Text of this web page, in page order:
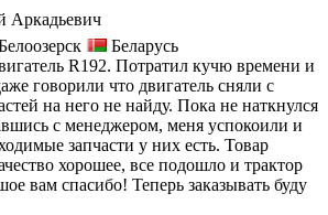
Аркадьевич
Беларусь
R192. Потратил кучю времени и
говорили что двигатель сняли с
на него не найду. Пока не наткнулся
с менеджером, меня успокоили и
запчасти у них есть. Товар
хорошее, все подошло и трактор
вам спасибо! Теперь заказывать буду